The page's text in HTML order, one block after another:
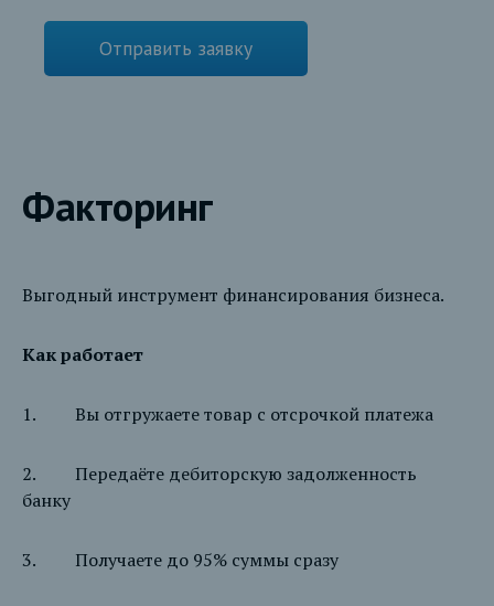
Отправить заявку
Факторинг
Выгодный инструмент финансирования бизнеса.
Как работает
1. Вы отгружаете товар с отсрочкой платежа
2. Передаёте дебиторскую задолженность
банку
3. Получаете до 95% суммы сразу